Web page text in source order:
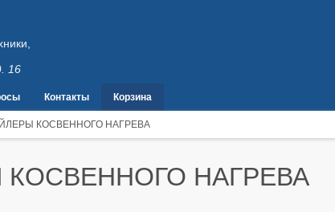
16
Контакты Корзина
КОСВЕННОГО НАГРЕВА
НАГРЕВА